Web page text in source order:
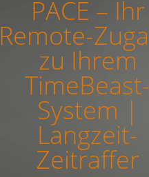
PACE – Ihr
Remote-
zu Ihrem
TimeBeast-
System |
Langzeit-
Zeitraffer